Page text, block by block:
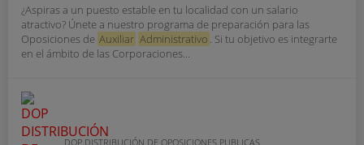
¿Aspiras a un puesto estable en tu localidad con un salario
atractivo? Únete a nuestro programa de preparación para las
Oposiciones de Auxiliar Administrativo . Si tu objetivo es integrarte
en el ámbito de las Corporaciones...
DOP DISTRIBUCIÓN DE OPOSICIONES PUBLICAS